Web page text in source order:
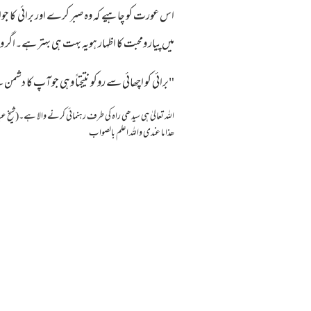
اس عورت کو چاہیے کہ وہ صبر کرے اور برائی
میں پیار ومحبت کا اظہار ہویہ بہت ہی بہتر
"برائی کو اچھائی سے روکو نتیجتاً وہی جو آپ
اللہ تعالیٰ ہی سیدھی راہ کی طرف رہنمائی کرنے والا ہے۔(شیخ
ھذا ما عندی واللہ اعلم بالصواب